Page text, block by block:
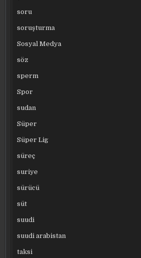
soru
soruşturma
Sosyal Medya
söz
sperm
Spor
sudan
Süper
Süper Lig
süreç
suriye
sürücü
süt
suudi
suudi arabistan
taksi